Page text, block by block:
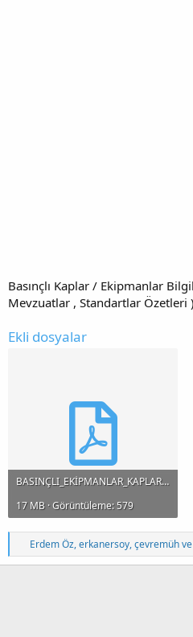
Basınçlı Kaplar / Ekipmanlar
Mevzuatlar , Standartlar Özetleri )
Ekli dosyalar
BASINÇLI_EKİPMANLAR_KAPLAR.pdf
17 MB · Görüntüleme: 579
T
e
p
Erdem Öz,erkanersoy,çevremüh